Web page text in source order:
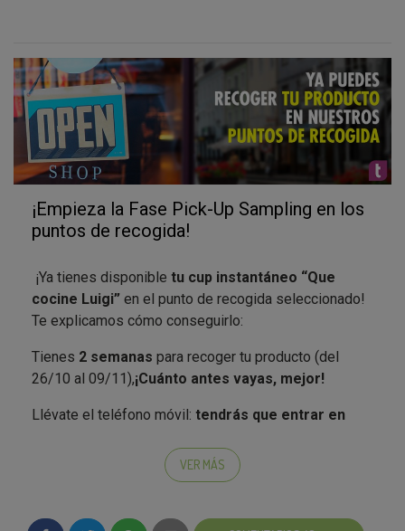
¡Empieza la Fase Pick-Up Sampling en los
puntos de recogida!
¡Ya tienes disponible tu cup instantáneo “Que
cocine Luigi” en el punto de recogida seleccionado!
Te explicamos cómo conseguirlo:
Tienes 2 semanas para recoger tu producto (del
26/10 al 09/11),¡Cuánto antes vayas, mejor!
Llévate el teléfono móvil: tendrás que entrar en
Cuando estés en el punto de recogida, debes seguir
VER MÁS